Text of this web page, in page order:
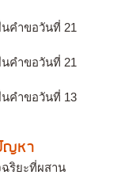
คำขอวันที่ 21
คำขอวันที่ 21
คำขอวันที่ 13
ญหา
ฉริยะที่ผสาน